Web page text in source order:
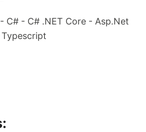
C# - C# .NET Core - Asp.Net